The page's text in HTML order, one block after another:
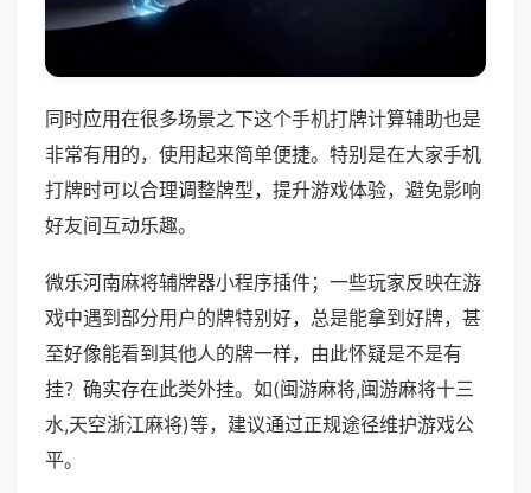
同时应用在很多场景之下这个手机打牌计算辅助也是
非常有用的，使用起来简单便捷。特别是在大家手机
打牌时可以合理调整牌型，提升游戏体验，避免影响
好友间互动乐趣。
微乐河南麻将辅牌器小程序插件；一些玩家反映在游
戏中遇到部分用户的牌特别好，总是能拿到好牌，甚
至好像能看到其他人的牌一样，由此怀疑是不是有
挂？确实存在此类外挂。如(闽游麻将,闽游麻将十三
水,天空浙江麻将)等，建议通过正规途径维护游戏公
平。